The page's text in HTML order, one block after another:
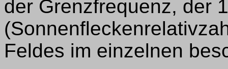
der Grenzfrequenz, der
Feldes im einzelnen